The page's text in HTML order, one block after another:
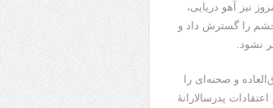
نیز آهو دریایی،
خشم را گسترش داد و
نشود.
و صحنه‌ای را
پدرسالارانۀ